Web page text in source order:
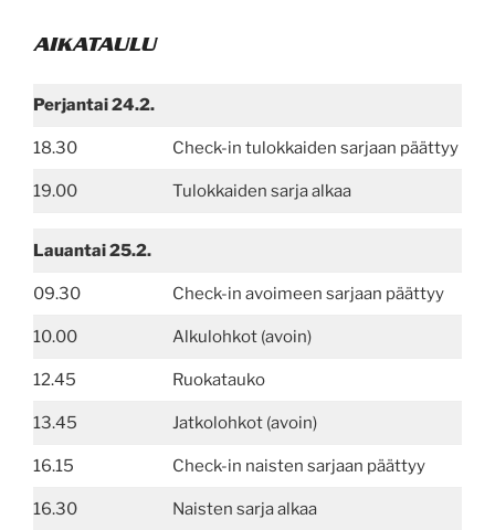
AIKATAULU
Perjantai 24.2.
18.30 Check-in tulokkaiden sarjaan päättyy
19.00 Tulokkaiden sarja alkaa
Lauantai 25.2.
09.30 Check-in avoimeen sarjaan päättyy
10.00 Alkulohkot (avoin)
12.45 Ruokatauko
13.45 Jatkolohkot (avoin)
16.15 Check-in naisten sarjaan päättyy
16.30 Naisten sarja alkaa